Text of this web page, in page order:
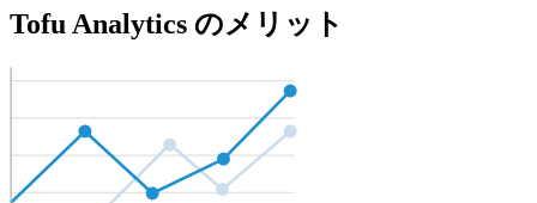
Tofu Analytics のメリット